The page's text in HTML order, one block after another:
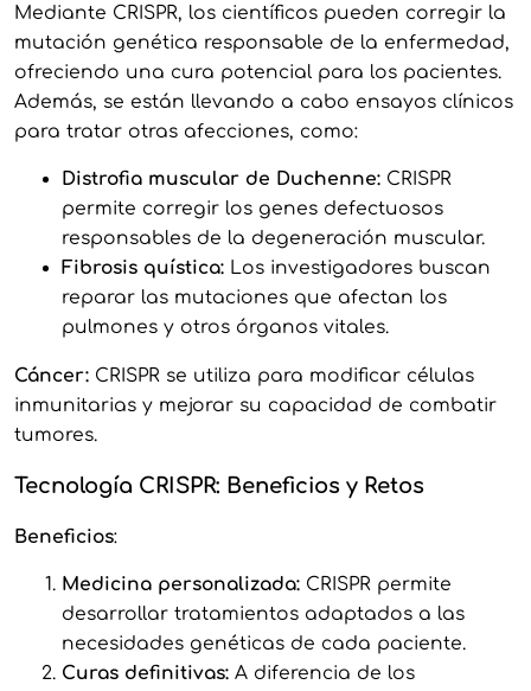
Mediante CRISPR, los científicos pueden corregir la
mutación genética responsable de la enfermedad,
ofreciendo una cura potencial para los pacientes.
Además, se están llevando a cabo ensayos clínicos
para tratar otras afecciones, como:
Distrofia muscular de Duchenne:CRISPR
permite corregir los genes defectuosos
responsables de la degeneración muscular.
Fibrosis quística:Los investigadores buscan
reparar las mutaciones que afectan los
pulmones y otros órganos vitales.
Cáncer:CRISPR se utiliza para modificar células
inmunitarias y mejorar su capacidad de combatir
tumores.
Tecnología CRISPR: Beneficios y Retos
Beneficios:
Medicina personalizada:CRISPR permite
desarrollar tratamientos adaptados a las
necesidades genéticas de cada paciente.
Curas definitivas:A diferencia de los